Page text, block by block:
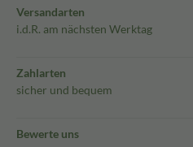
Versandarten
i.d.R. am nächsten Werktag
Zahlarten
sicher und bequem
Bewerte uns